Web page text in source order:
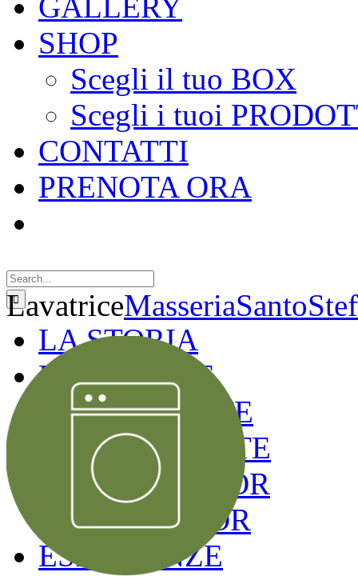
SHOP
Scegli il tuo BOX
Scegli i tuoi
CONTATTI
PRENOTA ORA
for:
LA STORIA
LE CAMERE
GOLD SUITE
GREEN SUITE
BLUE JUNIOR
RED JUNIOR
ESPERIENZE
Lavatrice